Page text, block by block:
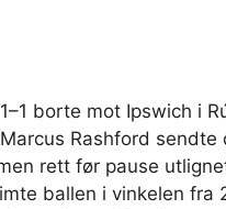
borte mot Ipswich i
Rashford
rett før pause
ballen i vinkelen fra